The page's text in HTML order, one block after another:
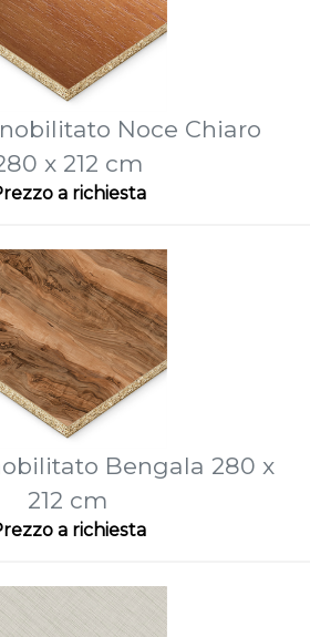
Noce Chiaro
x 212 cm
a richiesta
Bengala 280 x
212 cm
a richiesta